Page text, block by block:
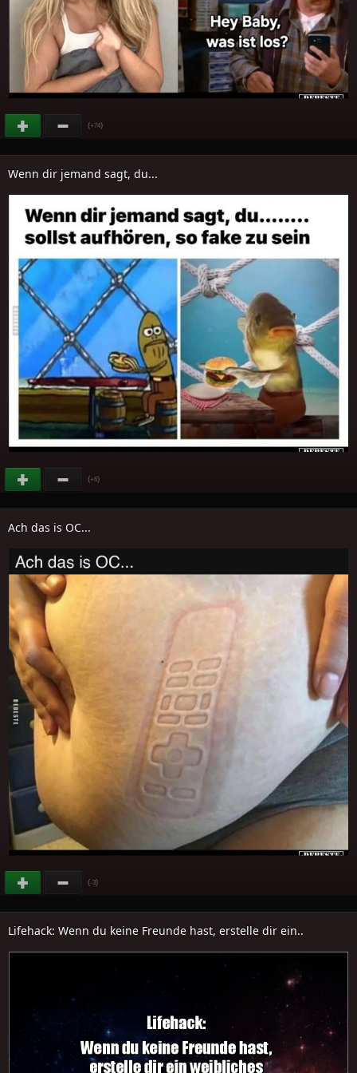
(+74)
Wenn dir jemand sagt, du...
(+6)
Ach das is OC...
(-3)
Lifehack: Wenn du keine Freunde hast, erstelle dir ein..